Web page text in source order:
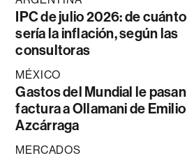
IPC de julio 2026: de cuánto
sería la inflación, según las
consultoras
MÉXICO
Gastos del Mundial le pasan
factura a Ollamani de Emilio
Azcárraga
MERCADOS